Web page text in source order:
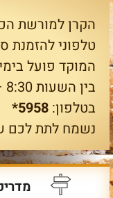
הקרן למורשת
טלפוני להזמנת
המוקד פועל
בין השעות 8:30 – 17:00
בטלפון: 5958*
נשמח לתת לכם